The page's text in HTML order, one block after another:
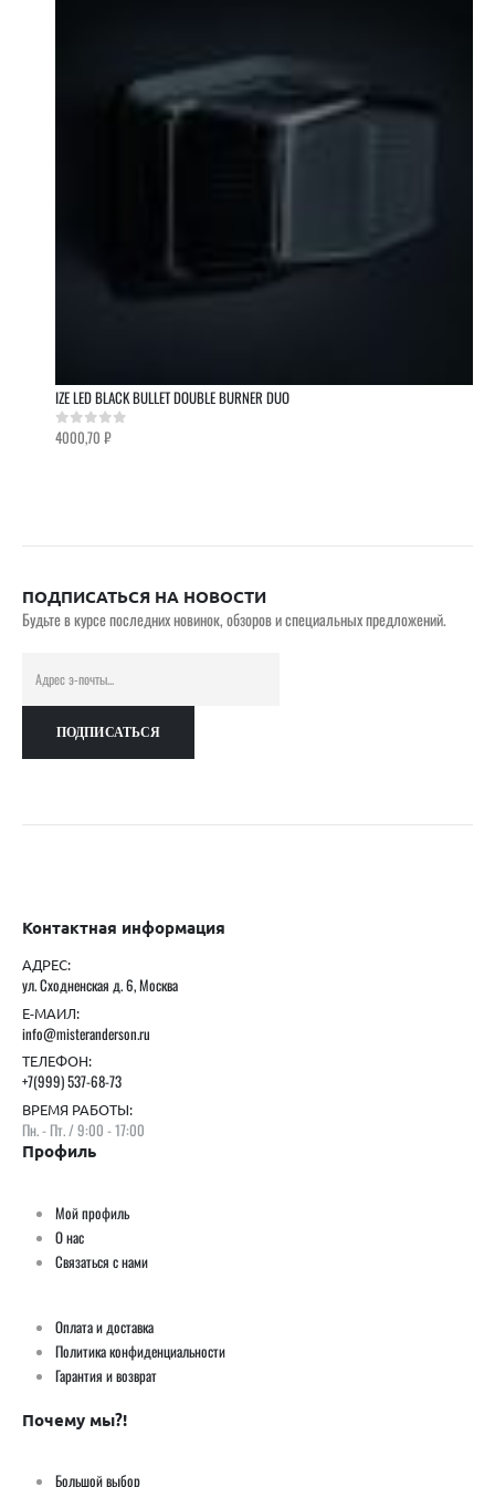
IZE LED BLACK BULLET DOUBLE BURNER DUO
0out of 5
4000,70 ₽
ПОДПИСАТЬСЯ НА НОВОСТИ
Будьте в курсе последних новинок, обзоров и специальных предложений.
Контактная информация
АДРЕС:
ул. Сходненская д. 6, Москва
Е-МАИЛ:
info@misteranderson.ru
ТЕЛЕФОН:
+7(999) 537-68-73
ВРЕМЯ РАБОТЫ:
Пн. - Пт. / 9:00 - 17:00
Профиль
Мой профиль
О нас
Связаться с нами
Оплата и доставка
Политика конфиденциальности
Гарантия и возврат
Почему мы?!
Большой выбор